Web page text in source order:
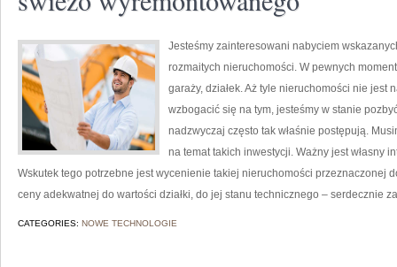
Jesteśmy zainteresowani nabyciem
rozmaitych nieruchomości. W pewnych
garaży, działek. Aż tyle nieruchomości nie
wzbogacić się na tym, jesteśmy w stanie
nadzwyczaj często tak właśnie postępują.
na temat takich inwestycji. Ważny jest własny
Wskutek tego potrzebne jest wycenienie takiej nieruchomości przeznaczonej
ceny adekwatnej do wartości działki, do jej stanu technicznego – serdecznie
CATEGORIES: NOWE TECHNOLOGIE